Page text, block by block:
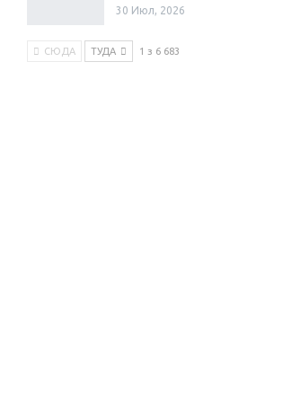
30 Июл, 2026
СЮДА ТУДА 1 з 6 683